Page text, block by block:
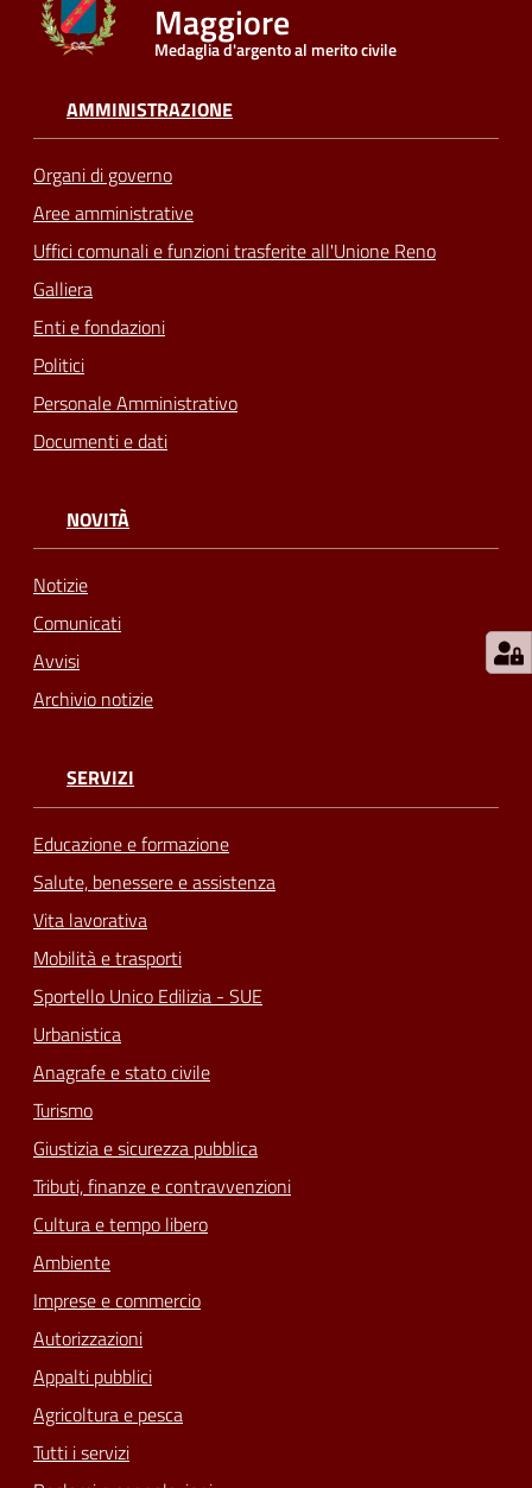
Seguici
Maggiore
Medaglia d'argento al merito civile
AMMINISTRAZIONE
Organi di governo
Aree amministrative
Uffici comunali e funzioni trasferite all'Unione Reno
Galliera
Enti e fondazioni
Politici
Personale Amministrativo
Documenti e dati
NOVITÀ
Notizie
Comunicati
Avvisi
Archivio notizie
SERVIZI
Educazione e formazione
Salute, benessere e assistenza
Vita lavorativa
Mobilità e trasporti
Sportello Unico Edilizia - SUE
Urbanistica
Anagrafe e stato civile
Turismo
Giustizia e sicurezza pubblica
Tributi, finanze e contravvenzioni
Cultura e tempo libero
Ambiente
Imprese e commercio
Autorizzazioni
Appalti pubblici
Agricoltura e pesca
Tutti i servizi